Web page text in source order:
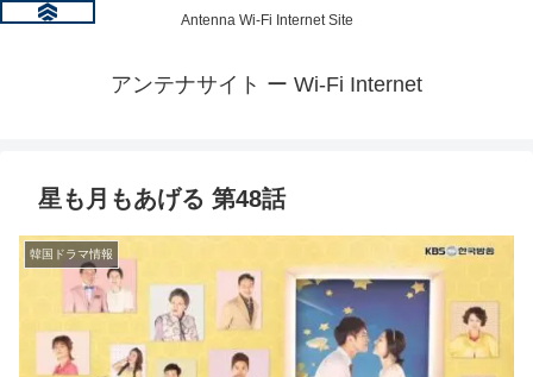
Antenna Wi-Fi Internet Site
アンテナサイト ー Wi-Fi Internet
星も月もあげる 第48話
韓国ドラマ情報